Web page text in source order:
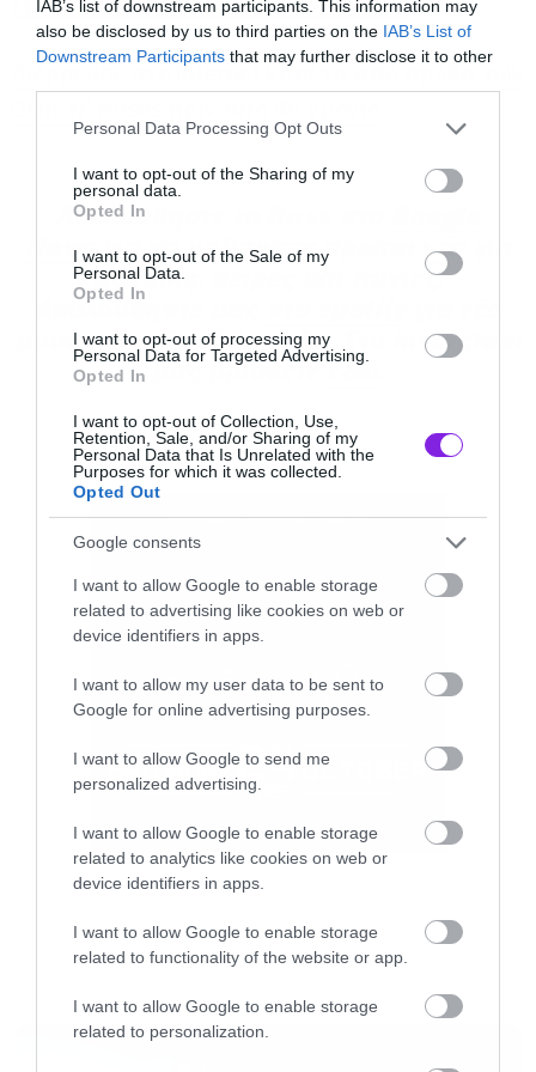
IAB’s list of downstream participants. This information may
also be disclosed by us to third parties on the IAB’s List of
Downstream Participants that may further disclose it to other
Please note that this website/app uses one or more Google
not limited to your visit or usage behaviour. You may click to
grant or deny consent to Google and its third-party tags to
use your data for below specified purposes in below Google
consent section.
Personal Data Processing Opt Outs
I want to opt-out of the Sharing of my
personal data.
Opted In
I want to opt-out of the Sale of my
Personal Data.
Opted In
I want to opt-out of processing my
Personal Data for Targeted Advertising.
Opted In
I want to opt-out of Collection, Use,
Retention, Sale, and/or Sharing of my
Personal Data that Is Unrelated with the
Purposes for which it was collected.
Opted Out
Google consents
I want to allow Google to enable storage
related to advertising like cookies on web or
device identifiers in apps.
I want to allow my user data to be sent to
Google for online advertising purposes.
I want to allow Google to send me
personalized advertising.
I want to allow Google to enable storage
related to analytics like cookies on web or
device identifiers in apps.
I want to allow Google to enable storage
related to functionality of the website or app.
I want to allow Google to enable storage
related to personalization.
επαγγελματικός ήχος, ο σωστός φωτισμός και
η προσεγμένη διάταξη ολοκληρώνουν μια
θεάματα και δράσεις που θέλουν να
παρουσιαστούν με ποιότητα.
Η γαστρονομική πλευρά του χώρου στηρίζεται
στην απλότητα της καλής πρώτης ύλης.
Ποιοτικός καφές, πρωινά, σαλάτες, burgers,
πιάτο ημέρας, ποικιλίες τυριών και αλλαντικών
και καθαρά ποτά. Ένα menu που στέκεται
φυσικά δίπλα σε κάθε στιγμή, από τον πρωινό
καφέ μέχρι το τελευταίο ποτό.
εβδομαδιαίο πρόγραμματου MÉTRON
Stage δίνει τον ρυθμό του χώρου. Κάθε Δευτέρα
Διέρρευσε στο internet κασέτα από πρόβα των
Ακολουθήστε το Roxx στο
Newsγια να μαθαίνετε πρώτοι νέα
μουσική, σειρές και ταινίες.
Ακολουθήστε μας
μουσική κάθε εβδομάδα. Στο instagram
μας βρίσκετεεδώ